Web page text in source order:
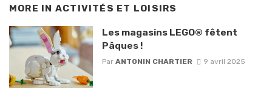
MORE IN ACTIVITÉS ET LOISIRS
Les magasins LEGO® fêtent
Pâques !
Par ANTONIN CHARTIER 9 avril 2025